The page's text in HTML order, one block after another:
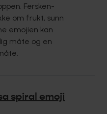
Fersken-
om frukt, sunn
emojien kan
måte og en
spiral emoji